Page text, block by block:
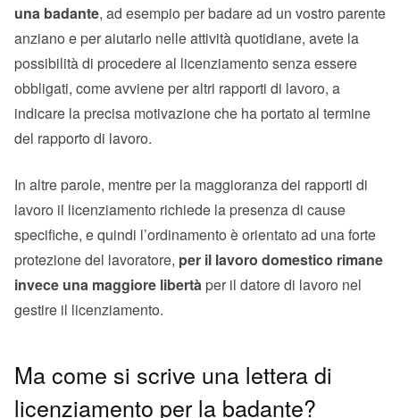
una badante, ad esempio per badare ad un vostro parente
anziano e per aiutarlo nelle attività quotidiane, avete la
possibilità di procedere al licenziamento senza essere
obbligati, come avviene per altri rapporti di lavoro, a
indicare la precisa motivazione che ha portato al termine
del rapporto di lavoro.
In altre parole, mentre per la maggioranza dei rapporti di
lavoro il licenziamento richiede la presenza di cause
specifiche, e quindi l’ordinamento è orientato ad una forte
protezione del lavoratore, per il lavoro domestico rimane
invece una maggiore libertà per il datore di lavoro nel
gestire il licenziamento.
Ma come si scrive una lettera di
licenziamento per la badante?